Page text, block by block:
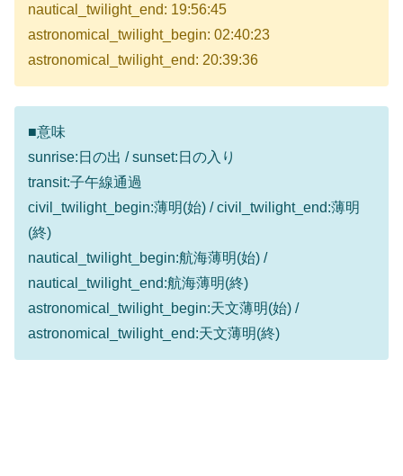
nautical_twilight_end: 19:56:45
astronomical_twilight_begin: 02:40:23
astronomical_twilight_end: 20:39:36
■意味
sunrise:日の出 / sunset:日の入り
transit:子午線通過
civil_twilight_begin:薄明(始) / civil_twilight_end:薄明
(終)
nautical_twilight_begin:航海薄明(始) /
nautical_twilight_end:航海薄明(終)
astronomical_twilight_begin:天文薄明(始) /
astronomical_twilight_end:天文薄明(終)